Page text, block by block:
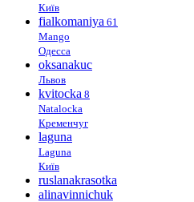
Київ
fialkomaniya 61
Mango
Одесса
oksanakuc
Львов
kvitocka 8
Natalocka
Кременчуг
laguna
Laguna
Київ
ruslanakrasotka
alinavinnichuk